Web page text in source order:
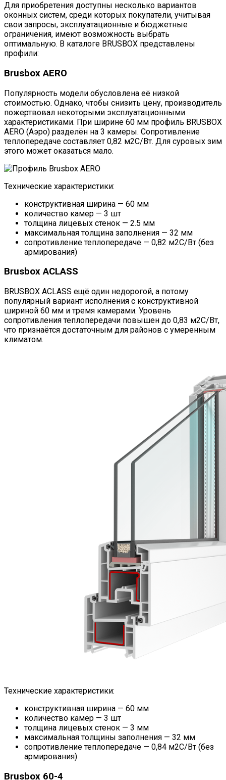
Для приобретения доступны несколько вариантов
оконных систем, среди которых покупатели, учитывая
свои запросы, эксплуатационные и бюджетные
ограничения, имеют возможность выбрать
оптимальную. В каталоге BRUSBOX представлены
профили:
Brusbox AERO
Популярность модели обусловлена её низкой
стоимостью. Однако, чтобы снизить цену, производитель
пожертвовал некоторыми эксплуатационными
характеристиками. При ширине 60 мм профиль BRUSBOX
AERO (Аэро) разделён на 3 камеры. Сопротивление
теплопередаче составляет 0,82 м2С/Вт. Для суровых зим
этого может оказаться мало.
Технические характеристики:
конструктивная ширина — 60 мм
количество камер — 3 шт
толщина лицевых стенок — 2.5 мм
максимальная толщина заполнения — 32 мм
сопротивление теплопередаче — 0,82 м2С/Вт (без
армирования)
Brusbox ACLASS
BRUSBOX ACLASS eщё один недорогой, а потому
популярный вариант исполнения с конструктивной
шириной 60 мм и тремя камерами. Уровень
сопротивления теплопередачи повышен до 0,83 м2С/Вт,
что признаётся достаточным для районов с умеренным
климатом.
Технические характеристики:
конструктивная ширина — 60 мм
количество камер — 3 шт
толщина лицевых стенок — 3 мм
максимальная толщины заполнения — 32 мм
сопротивление теплопередаче — 0,84 м2С/Вт (без
армирования)
Brusbox 60-4